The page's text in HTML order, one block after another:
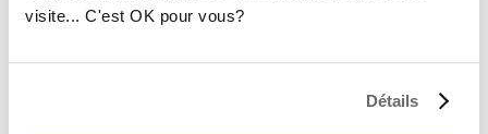
visite... C'est OK pour vous?
Détails
DAVANTAGE SUR LE PROJET